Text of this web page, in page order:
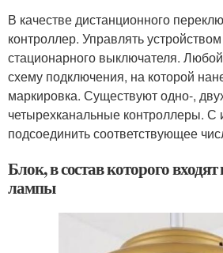
В качестве дистанционного
контроллер. Управлять
стационарного выключателя.
схему подключения, на которой
маркировка. Существуют одно-,
четырехканальные контроллеры.
подсоединить соответствующее
Блок, в состав которого
лампы